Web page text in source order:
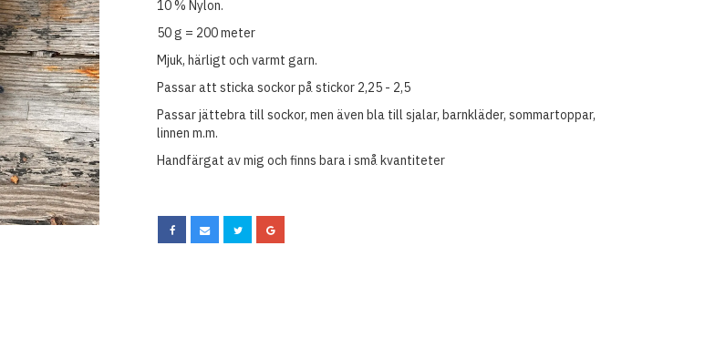
10 % Nylon.
50 g = 200 meter
Mjuk, härligt och varmt garn.
Passar att sticka sockor på stickor 2,25 - 2,5
Passar jättebra till sockor, men även bla till sjalar, barnkläder, sommartoppar,
linnen m.m.
Handfärgat av mig och finns bara i små kvantiteter